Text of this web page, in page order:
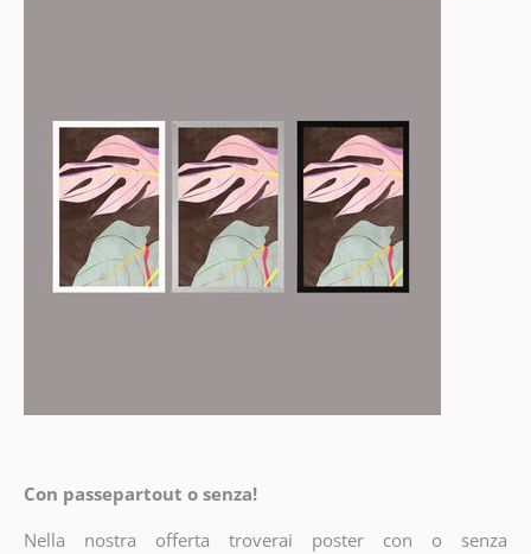
Con passepartout o senza!
Nella nostra offerta troverai poster con o senza